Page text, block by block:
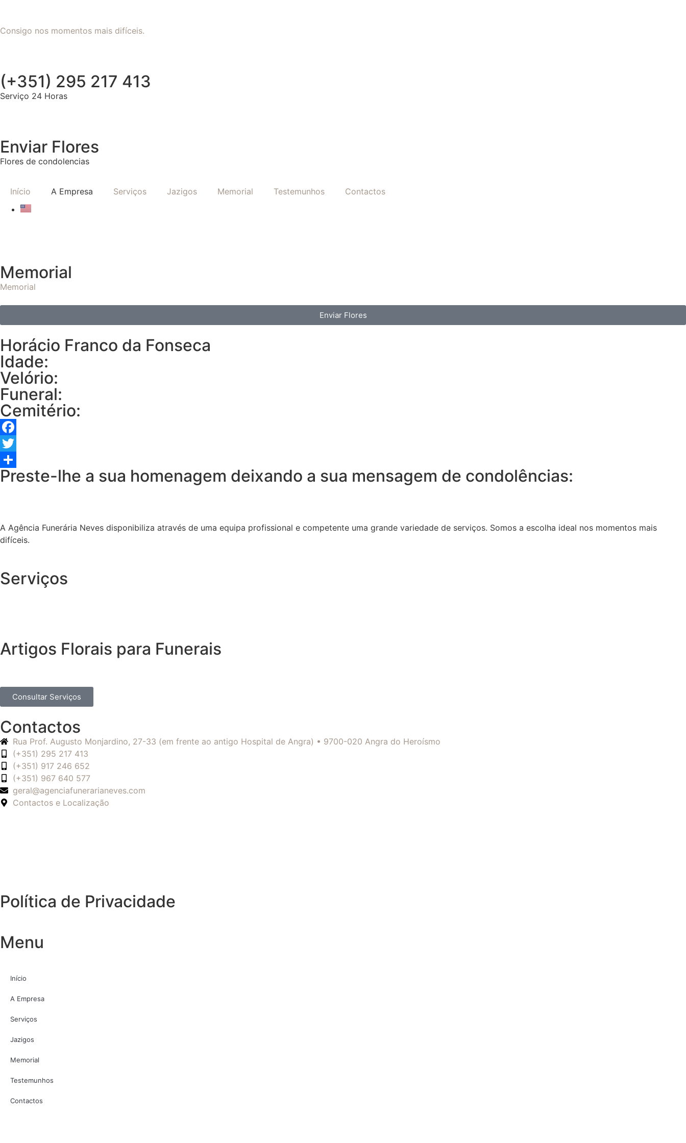
Consigo nos momentos mais difíceis.
(+351) 295 217 413
Serviço 24 Horas
Enviar Flores
Flores de condolencias
Início A Empresa Serviços Jazigos Memorial Testemunhos Contactos
Memorial
Memorial
Enviar Flores
Horácio Franco da Fonseca
Idade:
Velório:
Funeral:
Cemitério:
Facebook
Twitter
Share
Preste-lhe a sua homenagem deixando a sua mensagem de condolências:
A Agência Funerária Neves disponibiliza através de uma equipa profissional e competente uma grande variedade de serviços. Somos a escolha ideal nos momentos mais
difíceis.
Serviços
Artigos Florais para Funerais
Consultar Serviços
Contactos
Rua Prof. Augusto Monjardino, 27-33 (em frente ao antigo Hospital de Angra) • 9700-020 Angra do Heroísmo
(+351) 295 217 413
(+351) 917 246 652
(+351) 967 640 577
geral@agenciafunerarianeves.com
Contactos e Localização
Política de Privacidade
Menu
Início
A Empresa
Serviços
Jazigos
Memorial
Testemunhos
Contactos